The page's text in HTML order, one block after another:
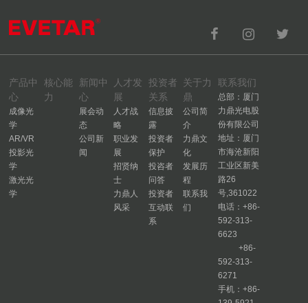
产品中
心
成像光
学
AR/VR
投影光
学
激光光
学
核心能
力
新闻中
心
展会动
态
公司新
闻
人才发
展
人才战
略
职业发
展
招贤纳
士
力鼎人
风采
投资者
关系
信息披
露
投资者
保护
投咨者
问答
投资者
互动联
系
关于力
鼎
公司简
介
力鼎文
化
发展历
程
联系我
们
联系我们
总部：厦门
力鼎光电股
份有限公司
地址：厦门
市海沧新阳
工业区新美
路26
号,361022
电话：+86-
592-313-
6623
+86-
592-313-
6271
手机：+86-